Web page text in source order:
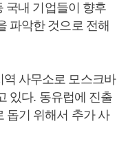
국내 기업들이 향후
파악한 것으로 전해
사무소로 모스크바
있다. 동유럽에 진출
돕기 위해서 추가 사